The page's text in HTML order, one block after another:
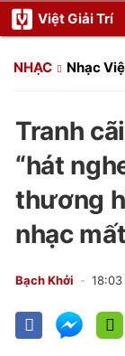
Việt Giải Trí
NHẠC Nhạc
Tranh
“hát
thương
nhạc
Bạch Khởi